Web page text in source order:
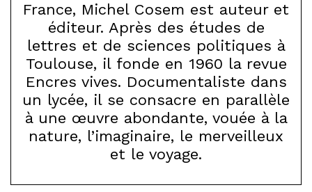
France, Michel Cosem est auteur et
éditeur. Après des études de
lettres et de sciences politiques à
Toulouse, il fonde en 1960 la revue
Encres vives. Documentaliste dans
un lycée, il se consacre en parallèle
à une œuvre abondante, vouée à la
nature, l’imaginaire, le merveilleux
et le voyage.